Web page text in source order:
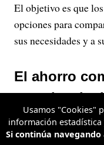
El objetivo es que
opciones para
sus necesidades y a
El ahorro
experiencia
Más allá de ofrecer
Usamos "Cookies"
información
Si continúa navegando